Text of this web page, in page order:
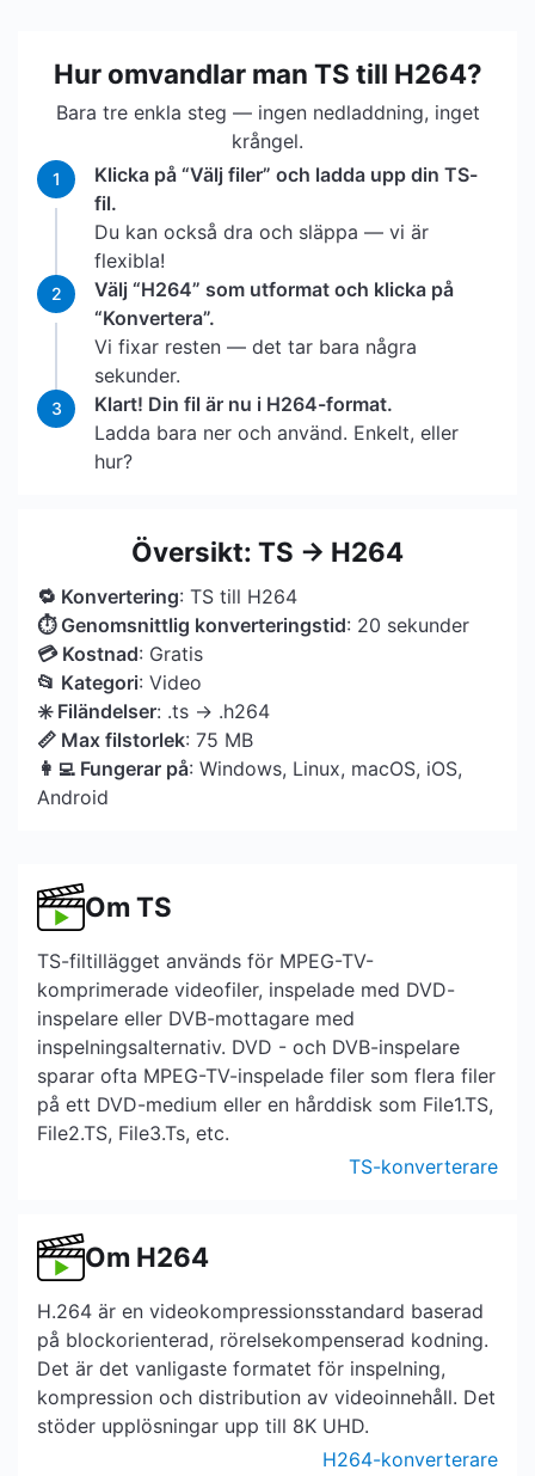
Hur omvandlar man TS till H264?
Bara tre enkla steg — ingen nedladdning, inget
krångel.
1
Klicka på “Välj filer” och ladda upp din TS-
fil.
Du kan också dra och släppa — vi är
flexibla!
2
Välj “H264” som utformat och klicka på
“Konvertera”.
Vi fixar resten — det tar bara några
sekunder.
3
Klart! Din fil är nu i H264-format.
Ladda bara ner och använd. Enkelt, eller
hur?
Översikt: TS → H264
🔁 Konvertering: TS till H264
⏱ Genomsnittlig konverteringstid: 20 sekunder
💳 Kostnad: Gratis
📂 Kategori: Video
✳️ Filändelser: .ts → .h264
📏 Max filstorlek: 75 MB
👩‍💻 Fungerar på: Windows, Linux, macOS, iOS,
Android
Om TS
TS-filtillägget används för MPEG-TV-
komprimerade videofiler, inspelade med DVD-
inspelare eller DVB-mottagare med
inspelningsalternativ. DVD - och DVB-inspelare
sparar ofta MPEG-TV-inspelade filer som flera filer
på ett DVD-medium eller en hårddisk som File1.TS,
File2.TS, File3.Ts, etc.
TS-konverterare
Om H264
H.264 är en videokompressionsstandard baserad
på blockorienterad, rörelsekompenserad kodning.
Det är det vanligaste formatet för inspelning,
kompression och distribution av videoinnehåll. Det
stöder upplösningar upp till 8K UHD.
H264-konverterare